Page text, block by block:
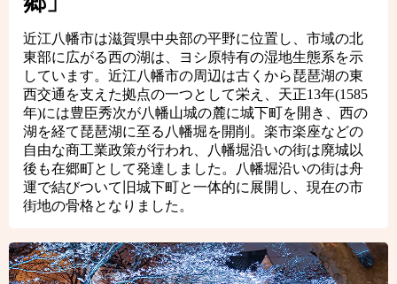
近江八幡市は滋賀県中央部の平野に位置し、市域の北
東部に広がる西の湖は、ヨシ原特有の湿地生態系を示
しています。近江八幡市の周辺は古くから琵琶湖の東
西交通を支えた拠点の一つとして栄え、天正13年(1585
年)には豊臣秀次が八幡山城の麓に城下町を開き、西の
湖を経て琵琶湖に至る八幡堀を開削。楽市楽座などの
自由な商工業政策が行われ、八幡堀沿いの街は廃城以
後も在郷町として発達しました。八幡堀沿いの街は舟
運で結びついて旧城下町と一体的に展開し、現在の市
街地の骨格となりました。